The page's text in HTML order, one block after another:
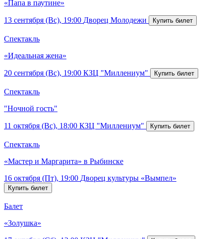
«Папа в паутине»
13 сентября (Вс), 19:00 Дворец Молодежи
Спектакль
«Идеальная жена»
20 сентября (Вс), 19:00 КЗЦ "Миллениум"
Спектакль
"Ночной гость"
11 октября (Вс), 18:00 КЗЦ "Миллениум"
Спектакль
«Мастер и Маргарита» в Рыбинске
16 октября (Пт), 19:00 Дворец культуры «Вымпел»
Балет
«Золушка»